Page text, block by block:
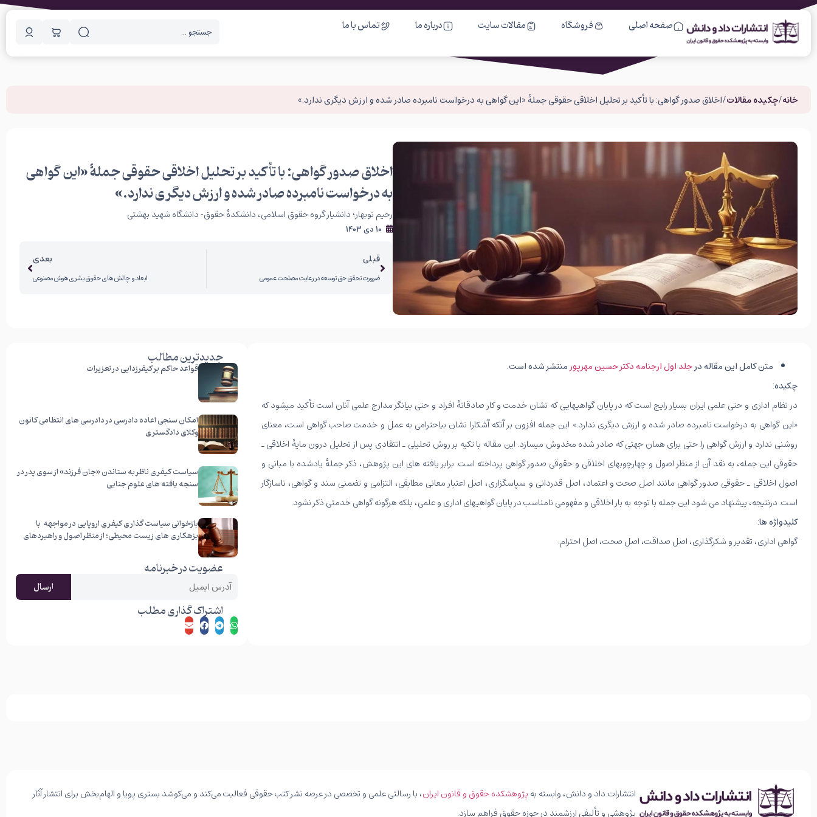
صفحه اصلی فروشگاه مقالات سایت درباره ما تماس با ما
خانه/چکیده مقالات/ اخلاق صدور گواهی: با تأکید بر تحلیل اخلاقی حقوقی جملۀ «این گواهی به درخواست نامبرده صادر شده و ارزش دیگری ندارد.»
اخلاق صدور گواهی: با تأکید بر تحلیل اخلاقی حقوقی جملۀ «این گواهی
به درخواست نامبرده صادر شده و ارزش دیگری ندارد.»
رحیم نوبهار؛ دانشیار گروه حقوق اسلامی، دانشکدۀ حقوق- دانشگاه شهید بهشتی
10 دی 1403
قبلی
ضرورت تحقق حق توسعه در رعایت مصلحت عمومی
بعدی
ابعاد و چالش های حقوق بشری هوش مصنوعی
متن کامل این مقاله درجلد اول ارجنامه دکتر حسین مهرپورمنتشر شده است.
چکیده:
در نظام اداری و حتی علمی ایران بسیار رایج است که در پایان گواهی­هایی که نشان خدمت و کار صادقانۀ افراد و حتی بیانگر مدارج علمی آنان است تأکید می­شود که
«این گواهی به درخواست نامبرده صادر شده و ارزش دیگری ندارد.» این جمله افزون بر آنکه آشکارا نشان بی­احترامی به عمل و خدمت صاحب گواهی است، معنای
روشنی ندارد و ارزش گواهی را حتی برای همان جهتی که صادر شده مخدوش می­سازد. این مقاله با تکیه بر روش تحلیلی ـ انتقادی پس از تحلیل درون مایۀ اخلاقی ـ
حقوقی این جمله، به نقد آن از منظر اصول و چهارچوب­های اخلاقی و حقوقی صدور گواهی پرداخته است. برابر یافته های این پژوهش، ذکر جملۀ یادشده با مبانی و
اصول اخلاقی ـ حقوقی صدور گواهی مانند اصل صحت و اعتماد، اصل قدردانی و سپاسگزاری، اصل اعتبار معانی مطابقی، التزامی و تضمنی سند و گواهی، ناسازگار
است. درنتیجه، پیشنهاد می شود این جمله با توجه به بار اخلاقی و مفهومی نامناسب در پایان گواهی­های اداری و علمی، بلکه هرگونه گواهی خدمتی ذکر نشود.
کلیدواژه ها:
گواهی اداری، تقدیر و شکرگذاری، اصل صداقت، اصل صحت، اصل احترام.
جدیدترین مطالب
قواعد حاکم بر کیفرزدایی در تعزیرات
امکان سنجی اعاده دادرسی در دادرسی های انتظامی کانون
وکلای دادگستری
سیاست کیفری ناظر به ستاندن «جان فرزند» از سوی پدر در
سنجه یافته های علوم جنایی
بازخوانی سیاست گذاری کیفری اروپایی در مواجهه با
بزهکاری های زیست محیطی؛ از منظر اصول و راهبردهای
حقوق محیط زیست
عضویت در خبرنامه
ارسال
اشتراک گذاری مطلب
انتشارات داد و دانش، وابسته بهپژوهشکده حقوق و قانون ایران، با رسالتی علمی و تخصصی در عرصه نشر کتب حقوقی فعالیت می‌کند و می‌کوشد بستری پویا و الهام‌بخش برای انتشار آثار
پژوهشی و تألیفی ارزشمند در حوزه حقوق فراهم سازد.